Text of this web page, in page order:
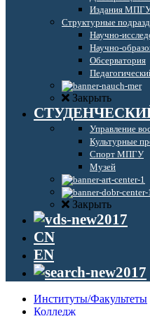
Издания
Структурные
Научно-
Научно-
Обсерватория
Закрыть
Управление
Культурные
Спорт МПГУ
Музей
Закрыть
CN
EN
Институты/Факультеты
Колледж